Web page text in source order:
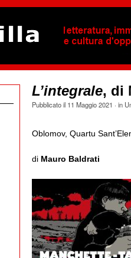
L’integrale, di
Pubblicato il 11 Maggio 2021 · in
Oblomov, Quartu
di Mauro Baldrati